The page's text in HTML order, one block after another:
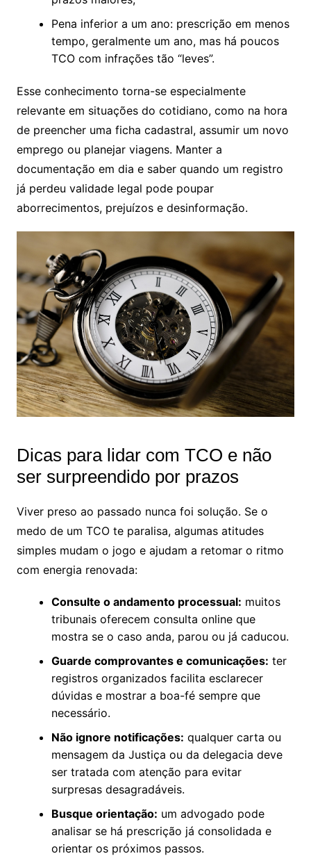
Pena inferior a um ano: prescrição em menos
tempo, geralmente um ano, mas há poucos
TCO com infrações tão “leves”.
Esse conhecimento torna-se especialmente
relevante em situações do cotidiano, como na hora
de preencher uma ficha cadastral, assumir um novo
emprego ou planejar viagens. Manter a
documentação em dia e saber quando um registro
já perdeu validade legal pode poupar
aborrecimentos, prejuízos e desinformação.
Dicas para lidar com TCO e não
ser surpreendido por prazos
Viver preso ao passado nunca foi solução. Se o
medo de um TCO te paralisa, algumas atitudes
simples mudam o jogo e ajudam a retomar o ritmo
com energia renovada:
Consulte o andamento processual: muitos
tribunais oferecem consulta online que
mostra se o caso anda, parou ou já caducou.
Guarde comprovantes e comunicações: ter
registros organizados facilita esclarecer
dúvidas e mostrar a boa-fé sempre que
necessário.
Não ignore notificações: qualquer carta ou
mensagem da Justiça ou da delegacia deve
ser tratada com atenção para evitar
surpresas desagradáveis.
Busque orientação: um advogado pode
analisar se há prescrição já consolidada e
orientar os próximos passos.